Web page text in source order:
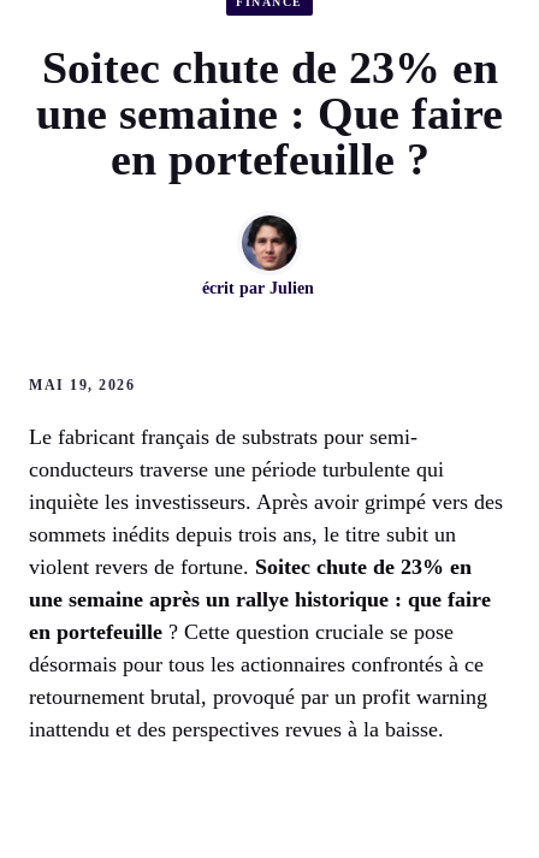
Soitec chute de 23% en
une semaine : Que faire
en portefeuille ?
écrit par Julien
MAI 19, 2026
Le fabricant français de substrats pour semi-
conducteurs traverse une période turbulente qui
inquiète les investisseurs. Après avoir grimpé vers des
sommets inédits depuis trois ans, le titre subit un
violent revers de fortune. Soitec chute de 23% en
une semaine après un rallye historique : que faire
en portefeuille ? Cette question cruciale se pose
désormais pour tous les actionnaires confrontés à ce
retournement brutal, provoqué par un profit warning
inattendu et des perspectives revues à la baisse.